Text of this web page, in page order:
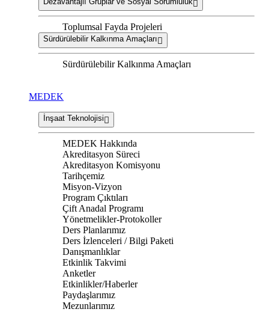
Toplumsal Fayda Projeleri
Sürdürülebilir Kalkınma Amaçları
Sürdürülebilir Kalkınma Amaçları
MEDEK
İnşaat Teknolojisi
MEDEK Hakkında
Akreditasyon Süreci
Akreditasyon Komisyonu
Tarihçemiz
Misyon-Vizyon
Program Çıktıları
Çift Anadal Programı
Yönetmelikler-Protokoller
Ders Planlarımız
Ders İzlenceleri / Bilgi Paketi
Danışmanlıklar
Etkinlik Takvimi
Anketler
Etkinlikler/Haberler
Paydaşlarımız
Mezunlarımız